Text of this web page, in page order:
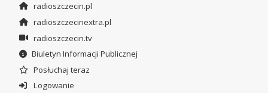
radioszczecin.pl
radioszczecinextra.pl
radioszczecin.tv
Biuletyn Informacji Publicznej
Posłuchaj teraz
Logowanie